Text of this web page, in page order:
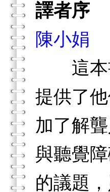
譯者序
陳小娟
這本書
提供了
加了解
與聽覺
的議題